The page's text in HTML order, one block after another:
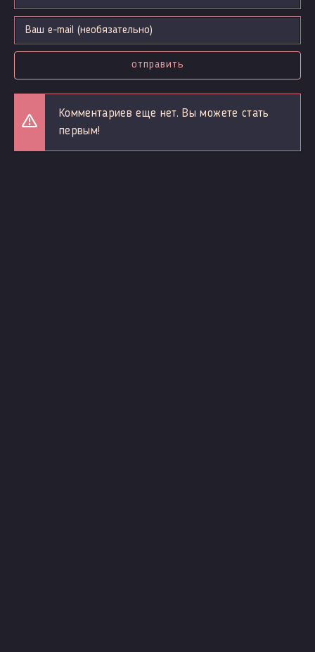
отправить
Комментариев еще нет. Вы можете стать
первым!